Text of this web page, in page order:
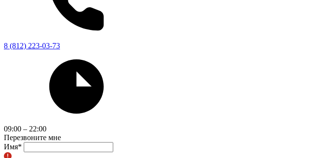
8 (812) 223-03-73
09:00 – 22:00
Перезвоните мне
Имя*